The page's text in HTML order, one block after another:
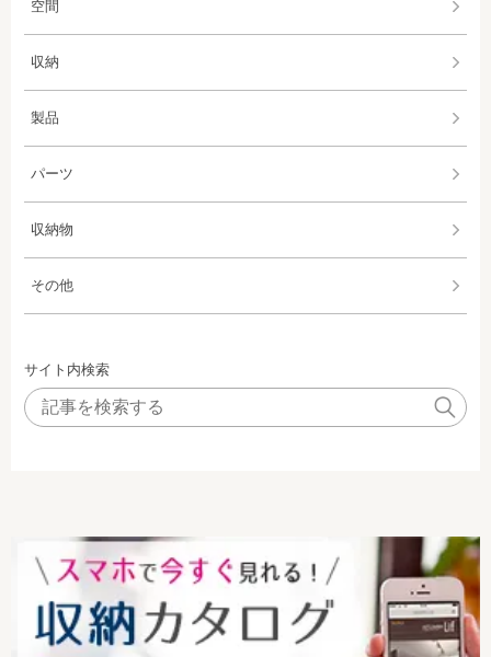
空間
収納
製品
パーツ
収納物
その他
サイト内検索